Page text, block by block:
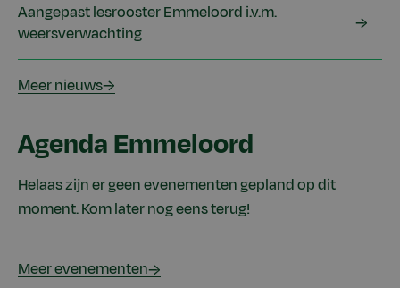
Aangepast lesrooster Emmeloord i.v.m.
weersverwachting
Meer nieuws
Agenda Emmeloord
Helaas zijn er geen evenementen gepland op dit
moment. Kom later nog eens terug!
Meer evenementen